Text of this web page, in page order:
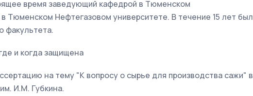
время заведующий кафедрой в Тюменском
Тюменском Нефтегазовом университете. В течение 15 лет был
факультета.
и когда защищена
на тему "К вопросу о сырье для производства сажи" в
И.М. Губкина.